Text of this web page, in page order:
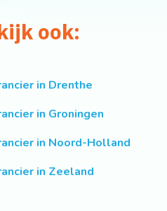
ook:
in Drenthe
in Groningen
in Noord-Holland
in Zeeland